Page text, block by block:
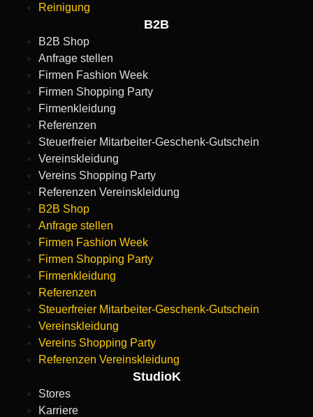
Reinigung
B2B
B2B Shop
Anfrage stellen
Firmen Fashion Week
Firmen Shopping Party
Firmenkleidung
Referenzen
Steuerfreier Mitarbeiter-Geschenk-Gutschein
Vereinskleidung
Vereins Shopping Party
Referenzen Vereinskleidung
B2B Shop
Anfrage stellen
Firmen Fashion Week
Firmen Shopping Party
Firmenkleidung
Referenzen
Steuerfreier Mitarbeiter-Geschenk-Gutschein
Vereinskleidung
Vereins Shopping Party
Referenzen Vereinskleidung
StudioK
Stores
Karriere